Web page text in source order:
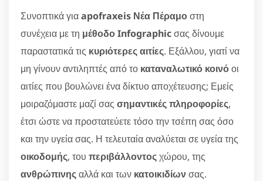
Συνοπτικά γιαapofraxeis Νέα Πέραμοστη
συνέχεια με τη μέθοδο Infographicσας δίνουμε
παραστατικά τις κυριότερες αιτίες. Εξάλλου, γιατί να
μη γίνουν αντιληπτές από το καταναλωτικό κοινόοι
αιτίες που βουλώνει ένα δίκτυο αποχέτευσης; Εμείς
μοιραζόμαστε μαζί σας σημαντικές πληροφορίες,
έτσι ώστε να προστατεύετε τόσο την τσέπη σας όσο
και την υγεία σας. Η τελευταία αναλύεται σε υγεία της
οικοδομής, του περιβάλλοντοςχώρου, της
ανθρώπινηςαλλά και των κατοικιδίωνσας.